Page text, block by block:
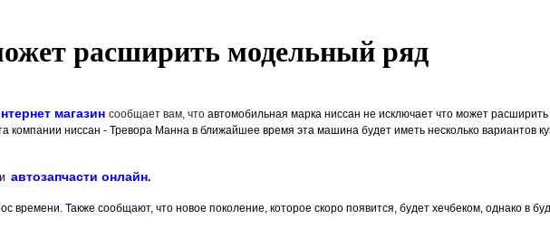
расширить модельный ряд
магазинсообщает вам, что автомобильная марка ниссан не исключает что может
компании ниссан - Тревора Манна в ближайшее время эта машина будет иметь несколько вариантов
иавтозапчасти онлайн.
времени. Также сообщают, что новое поколение, которое скоро появится, будет хечбеком, однако в